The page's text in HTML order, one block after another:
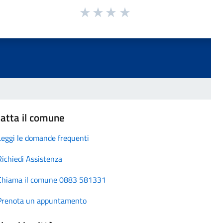
il comune
le domande frequenti
Assistenza
il comune 0883 581331
un appuntamento